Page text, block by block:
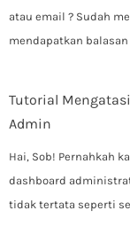
atau email ? Sudah
mendapatkan
Tutorial Mengatasi
Admin
Hai, Sob! Pernahkah
dashboard
tidak tertata seperti